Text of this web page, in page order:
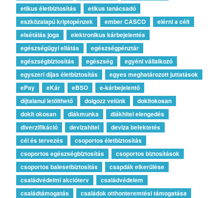
etikus életbiztosítás
etikus tanácsadó
eszközalapú kriptopénzek
ember CASCO
elérni a célt
elsétálás joga
elektronikus kárbejelentés
egészségügyi ellátás
egészségpénztár
egészségbiztosítás
egészség
egyéni vállalkozó
egyszeri díjas életbiztosítás
egyes meghatározott juttatások
ePay
eKár eBSO
e-kárbejelentő
díjtalanul letölthető
dolgozz velünk
dokitokosan
dokit okosan
diákmunka
diákhitel elengedés
diverzifikáció
devizahitel
deviza befektetés
cél és tervezés
csoportos életbiztosítás
csoportos egészségbiztosítás
csoportos biztosítások
csoportos balesetbiztosítás
csapdák elkerülése
családvédelmi akcióterv
családvédelem
családtámogatás
családok otthonteremtési támogatása